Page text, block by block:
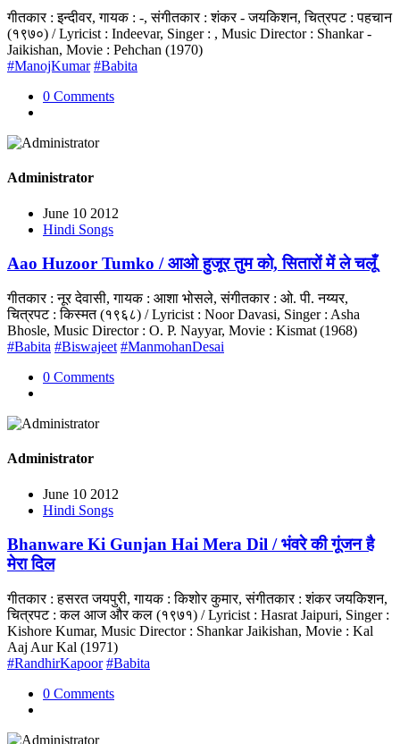
गीतकार : इन्दीवर, गायक : -, संगीतकार : शंकर - जयकिशन, चित्रपट : पहचान
(१९७०) / Lyricist : Indeevar, Singer : , Music Director : Shankar -
Jaikishan, Movie : Pehchan (1970)
#ManojKumar #Babita
0 Comments
Administrator
June 10 2012
Hindi Songs
Aao Huzoor Tumko / आओ हुजूर तुम को, सितारों में ले चलूँ
गीतकार : नूर देवासी, गायक : आशा भोसले, संगीतकार : ओ. पी. नय्यर,
चित्रपट : किस्मत (१९६८) / Lyricist : Noor Davasi, Singer : Asha
Bhosle, Music Director : O. P. Nayyar, Movie : Kismat (1968)
#Babita #Biswajeet #ManmohanDesai
0 Comments
Administrator
June 10 2012
Hindi Songs
Bhanware Ki Gunjan Hai Mera Dil / भंवरे की गूंजन है
मेरा दिल
गीतकार : हसरत जयपुरी, गायक : किशोर कुमार, संगीतकार : शंकर जयकिशन,
चित्रपट : कल आज और कल (१९७१) / Lyricist : Hasrat Jaipuri, Singer :
Kishore Kumar, Music Director : Shankar Jaikishan, Movie : Kal
Aaj Aur Kal (1971)
#RandhirKapoor #Babita
0 Comments